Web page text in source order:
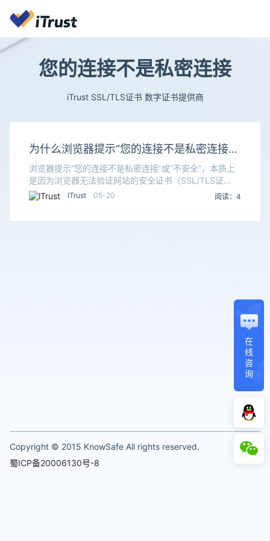
您的连接不是私密连接
iTrust SSL/TLS证书 数字证书提供商
为什么浏览器提示“您的连接不是私密连接”
或“不安全”？
浏览器提示“您的连接不是私密连接”或“不安全”，本质上
是因为浏览器无法验证网站的安全证书（SSL/TLS证
书），导致无法建立加密的安全通道。这个问题可能出在
lTrust 05-20 阅读：4
在
线
咨
询
Copyright © 2015 KnowSafe All rights reserved.
蜀ICP备20006130号-8